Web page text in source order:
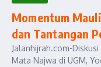
Momentum
dan Tantangan
Jalanhijrah.com-Diskusi
Mata Najwa di UGM,